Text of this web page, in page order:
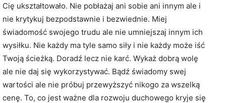
Cię ukształtowało. Nie pobłażaj ani sobie ani innym ale i
nie krytykuj bezpodstawnie i bezwiednie. Miej
świadomość swojego trudu ale nie umniejszaj innym ich
wysiłku. Nie każdy ma tyle samo siły i nie każdy może iść
Twoją ścieżką. Doradź lecz nie karć. Wykaż dobrą wolę
ale nie daj się wykorzystywać. Bądź świadomy swej
wartości ale nie próbuj przewyższyć nikogo za wszelką
cenę. To, co jest ważne dla rozwoju duchowego kryje się